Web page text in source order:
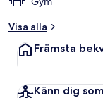
Visa alla
Främsta
Känn dig